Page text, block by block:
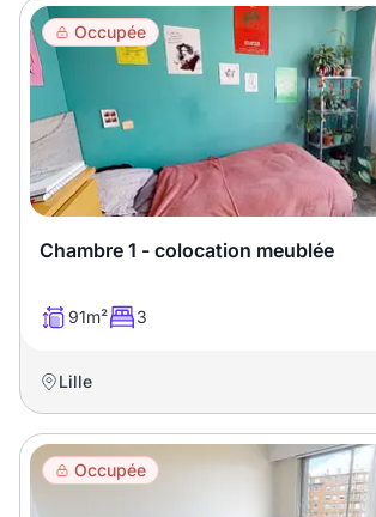
Occupée
Chambre 1 - colocation meublée
91m² 3
Lille
Occupée